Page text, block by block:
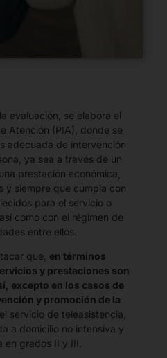
evaluación, se elabora el
Atención (PIA), donde se
adecuada de intervención
ya sea a través de un
prestación económica,
y siempre que cumpla con
para el servicio o
como con el régimen de
entre ellos.
que, en términos
y prestaciones son
excepto en los casos de
y promoción de la
, el servicio de teleasistencia,
a domicilio no intensiva y
en grados II y III.